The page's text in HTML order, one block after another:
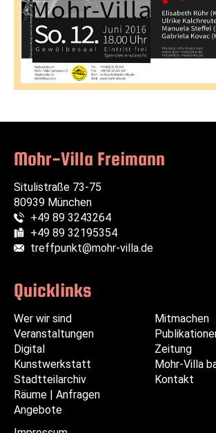
Mohr-Villa Freimann
Situlistraße 73-75
80939 München
Telefon:
+49 89 3243264
Fax:
+49 89 32195354
E-Mail:
treffpunkt@mohr-villa.de
Quicklinks
überspringen
Wer wir sind
Veranstaltungen
Digital
Kunstwerkstatt
Stadtteilarchiv
Räume | Anfragen
Angebote
überspringen
Mitmachen
Zeitung
Mohr-Villa
Kontakt